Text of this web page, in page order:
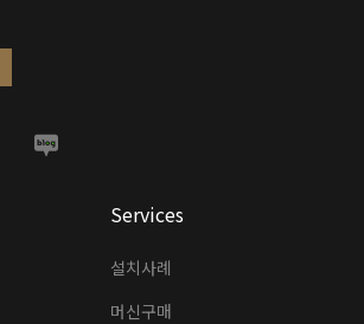
Services
설치사례
머신구매